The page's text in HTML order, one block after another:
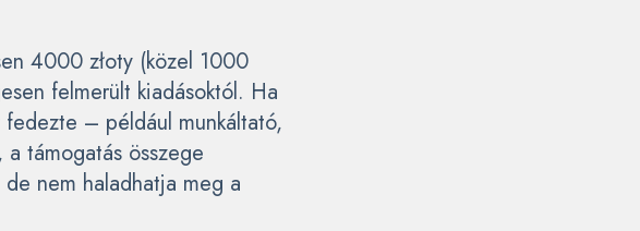
4000 złoty (közel 1000
felmerült kiadásoktól. Ha
– például munkáltató,
támogatás összege
nem haladhatja meg a